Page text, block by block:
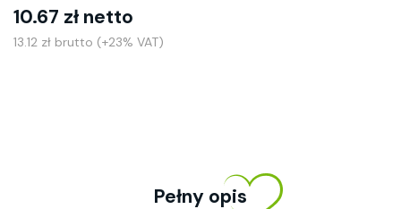
10.67 zł netto
13.12 zł brutto (+23% VAT)
Pełny opis